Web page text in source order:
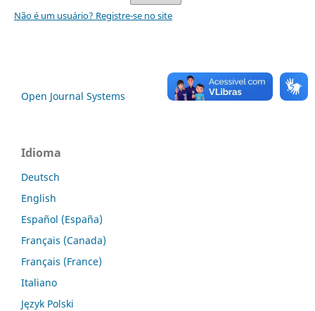
Não é um usuário? Registre-se no site
Open Journal Systems
Idioma
Deutsch
English
Español (España)
Français (Canada)
Français (France)
Italiano
Język Polski